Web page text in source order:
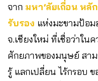
จาก มหา’ลัยเถื่อน หลั
รับรอง แห่งมะขามป้อม
จ.เชียงใหม่ ที่เชื่อว่าใน
ศักยภาพของมนุษย์ สาม
รู้ แลกเปลี่ยน ไร้กรอบ